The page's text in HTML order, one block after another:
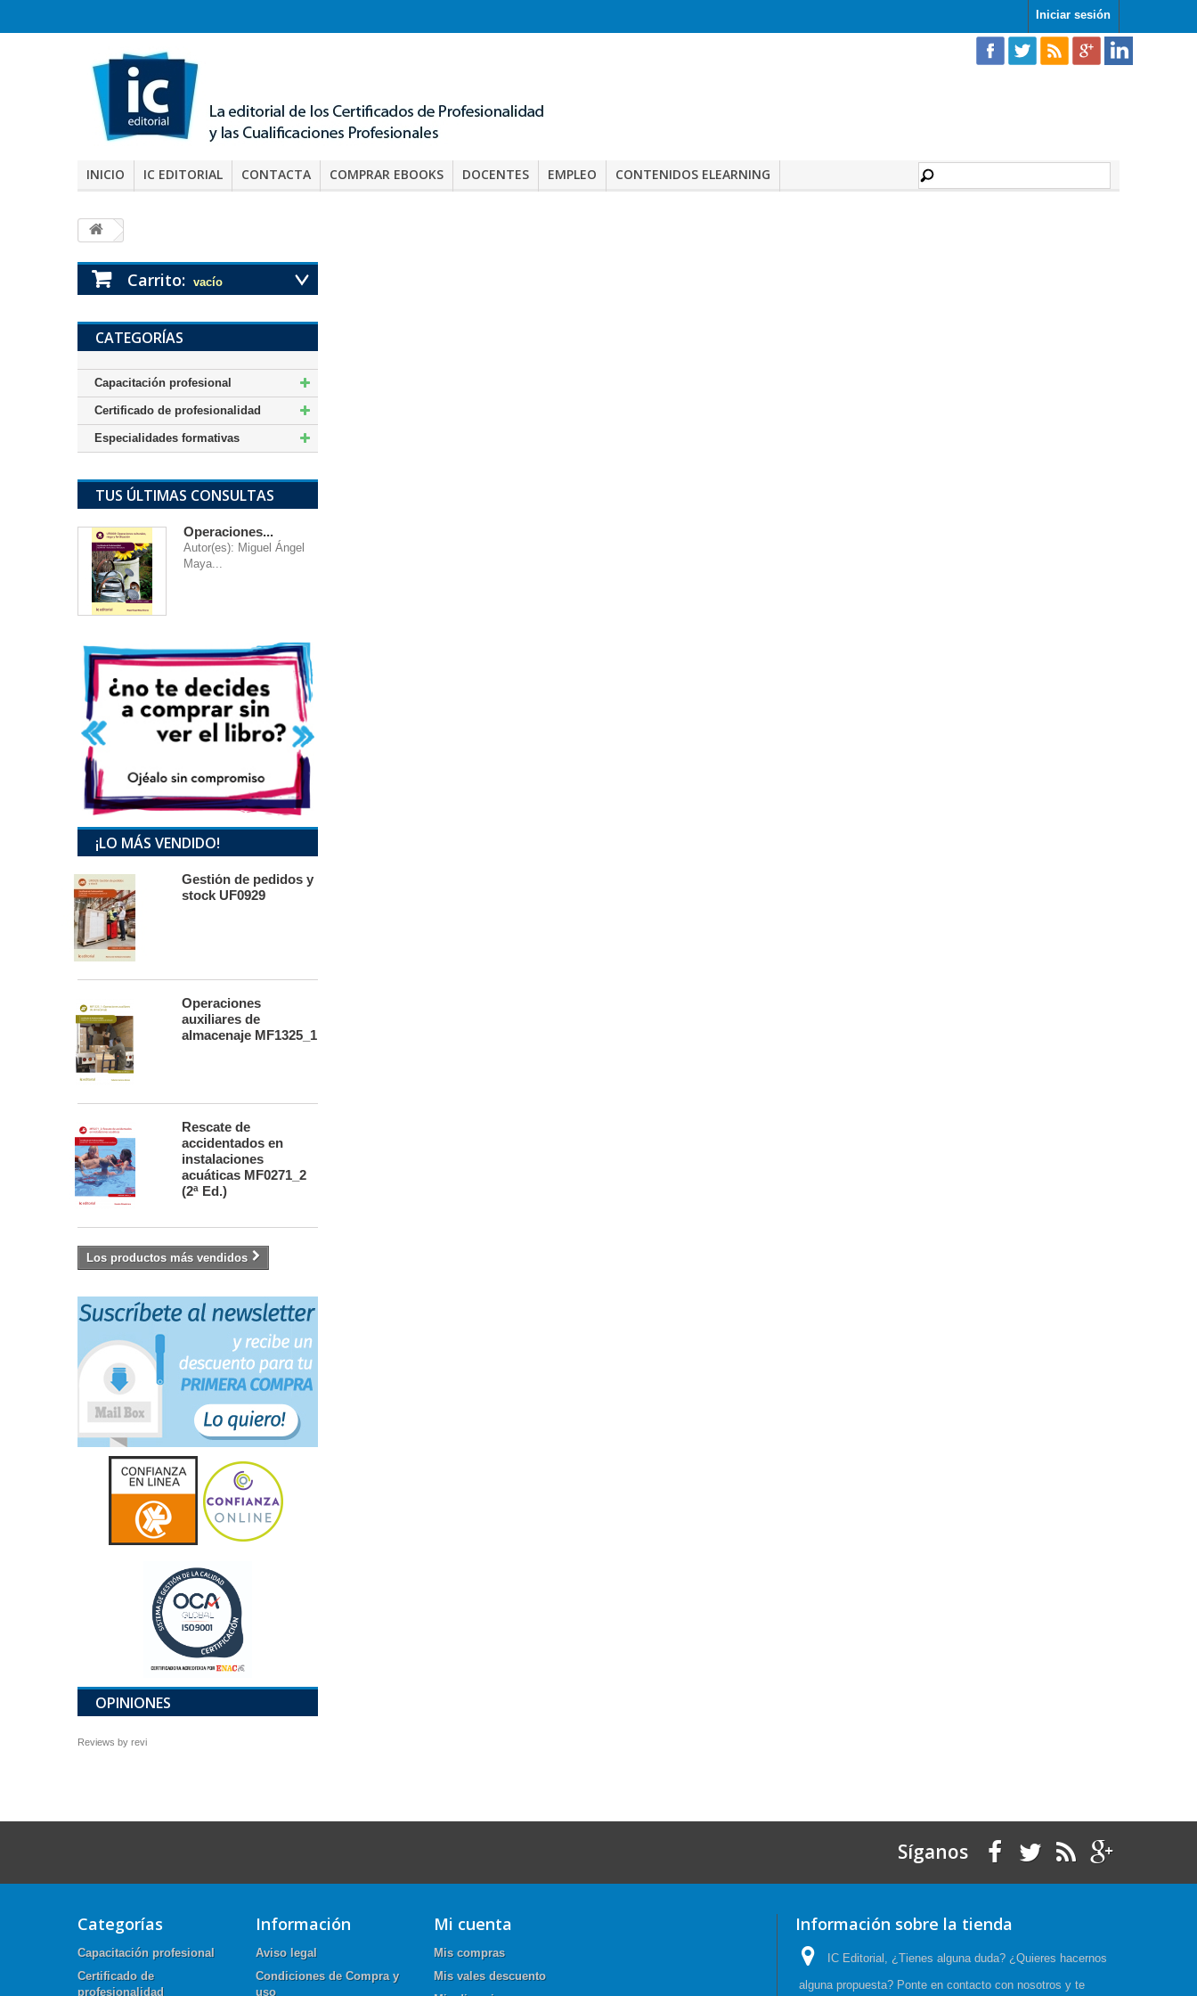
Iniciar sesión
INICIO IC EDITORIAL CONTACTA COMPRAR EBOOKS DOCENTES EMPLEO CONTENIDOS ELEARNING
Carrito: vacío
CATEGORÍAS
Capacitación profesional
Certificado de profesionalidad
Especialidades formativas
TUS ÚLTIMAS CONSULTAS
Operaciones...
Autor(es): Miguel Ángel
Maya...
¡LO MÁS VENDIDO!
Gestión de pedidos y
stock UF0929
Operaciones
auxiliares de
almacenaje MF1325_1
Rescate de
accidentados en
instalaciones
acuáticas MF0271_2
(2ª Ed.)
Los productos más vendidos
OPINIONES
Reviews by revi
Síganos
Categorías
Capacitación profesional
Certificado de
profesionalidad
Información
Aviso legal
Condiciones de Compra y
uso
Mi cuenta
Mis compras
Mis vales descuento
Información sobre la tienda
IC Editorial, ¿Tienes alguna duda? ¿Quieres hacernos
alguna propuesta? Ponte en contacto con nosotros y te